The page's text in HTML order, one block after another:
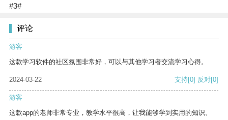
#3#
评论
游客
这款学习软件的社区氛围非常好，可以与其他学习者交流学习心得。
2024-03-22 支持[0] 反对[0]
游客
这款app的老师非常专业，教学水平很高，让我能够学到实用的知识。